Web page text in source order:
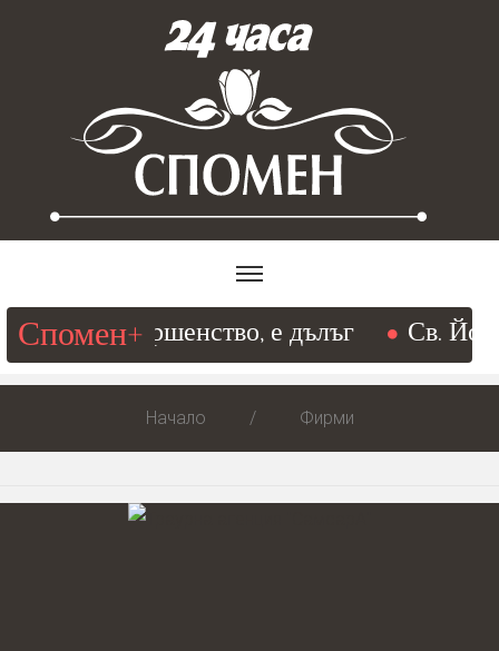
Спомен+
към съвършенство, е дълъг Св. Йоан
Начало Фирми